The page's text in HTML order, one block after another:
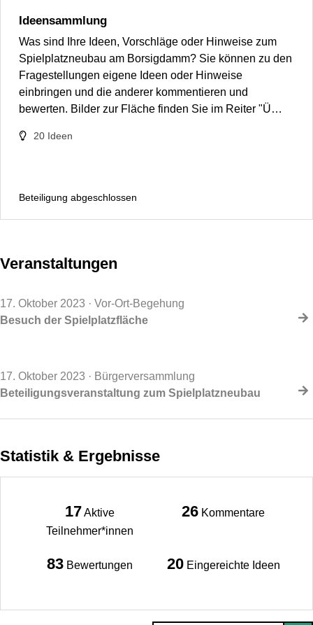
Ideensammlung
Was sind Ihre Ideen, Vorschläge oder Hinweise zum
Spielplatzneubau am Borsigdamm? Sie können zu den
Fragestellungen eigene Ideen oder Hinweise
einbringen und die anderer kommentieren und
bewerten. Bilder zur Fläche finden Sie im Reiter "Ü…
20 Ideen
Beteiligung abgeschlossen
Veranstaltungen
17. Oktober 2023 · Vor-Ort-Begehung
Besuch der Spielplatzfläche
17. Oktober 2023 · Bürgerversammlung
Beteiligungsveranstaltung zum Spielplatzneubau
Statistik & Ergebnisse
17Aktive
Teilnehmer*innen
26 Kommentare
83 Bewertungen 20 Eingereichte Ideen